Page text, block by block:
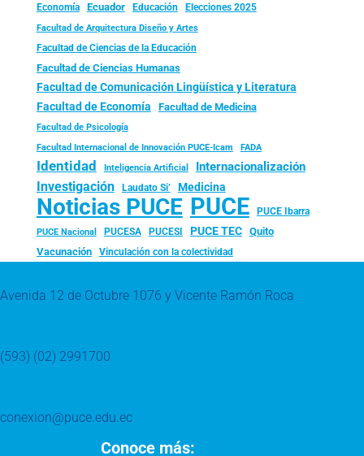
Economía Ecuador Educación Elecciones 2025
Facultad de Arquitectura Diseño y Artes
Facultad de Ciencias de la Educación
Facultad de Ciencias Humanas
Facultad de Comunicación Lingüística y Literatura
Facultad de Economía Facultad de Medicina
Facultad de Psicología
Facultad Internacional de Innovación PUCE-Icam FADA
Identidad Inteligencia Artificial Internacionalización
Investigación Laudato Si’ Medicina
Noticias PUCE PUCE PUCE Ibarra
PUCE Nacional PUCESA PUCESI PUCE TEC
Quito
Vacunación
Vinculación con la colectividad
Avenida 12 de Octubre 1076 y Vicente Ramón Roca
(593) (02) 2991700
conexion@puce.edu.ec
Conoce más: